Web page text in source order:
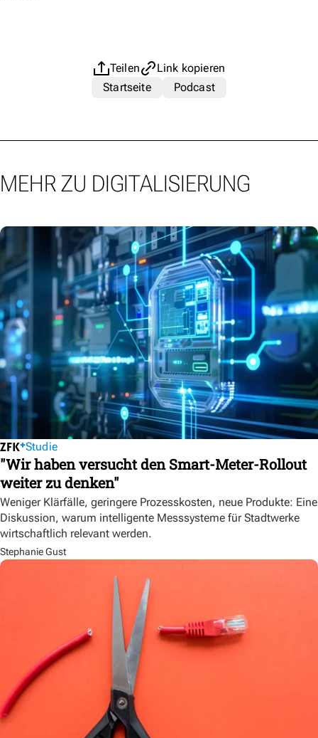
Teilen
Link kopieren
Startseite
Podcast
MEHR ZU DIGITALISIERUNG
Studie
"Wir haben versucht den Smart-Meter-Rollout
weiter zu denken"
Weniger Klärfälle, geringere Prozesskosten, neue Produkte: Eine
Diskussion, warum intelligente Messsysteme für Stadtwerke
wirtschaftlich relevant werden.
Stephanie Gust